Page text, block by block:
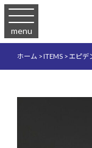
menu
ホーム>ITEMS>エピデ